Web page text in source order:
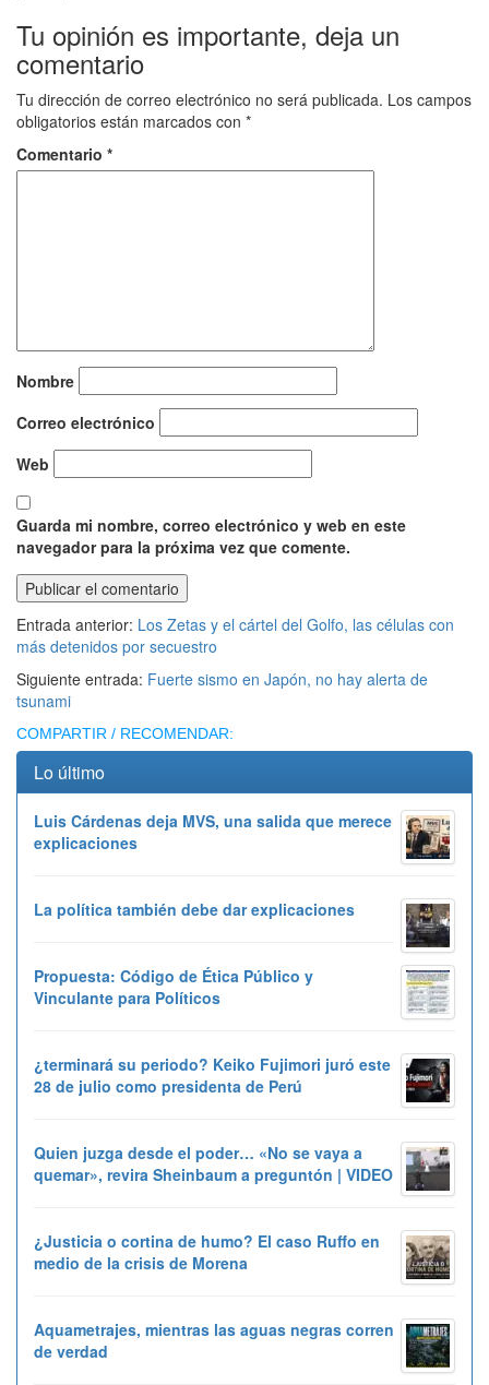
Tu opinión es importante, deja un
comentario
Tu dirección de correo electrónico no será publicada. Los campos
obligatorios están marcados con *
Comentario *
Nombre
Correo electrónico
Web
Guarda mi nombre, correo electrónico y web en este
navegador para la próxima vez que comente.
Entrada anterior: Los Zetas y el cártel del Golfo, las células con
más detenidos por secuestro
Siguiente entrada: Fuerte sismo en Japón, no hay alerta de
tsunami
COMPARTIR / RECOMENDAR:
Lo último
Luis Cárdenas deja MVS, una salida que merece
explicaciones
La política también debe dar explicaciones
Propuesta: Código de Ética Público y
Vinculante para Políticos
¿terminará su periodo? Keiko Fujimori juró este
28 de julio como presidenta de Perú
Quien juzga desde el poder… «No se vaya a
quemar», revira Sheinbaum a preguntón | VIDEO
¿Justicia o cortina de humo? El caso Ruffo en
medio de la crisis de Morena
Aquametrajes, mientras las aguas negras corren
de verdad